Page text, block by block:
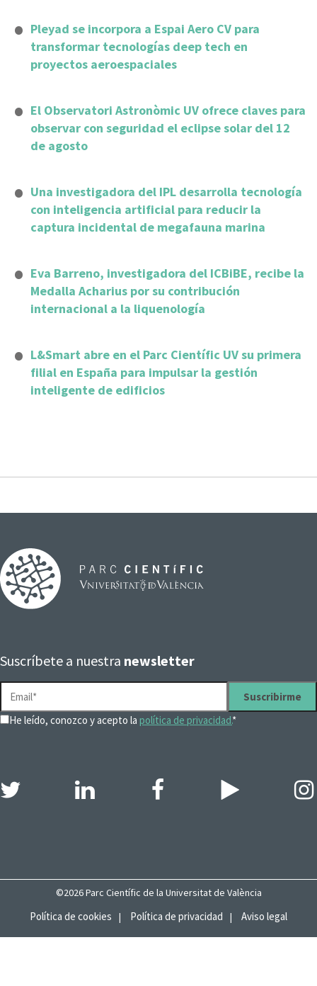
Pleyad se incorpora a Espai Aero CV para
transformar tecnologías deep tech en
proyectos aeroespaciales
El Observatori Astronòmic UV ofrece claves para
observar con seguridad el eclipse solar del 12
de agosto
Una investigadora del IPL desarrolla tecnología
con inteligencia artificial para reducir la
captura incidental de megafauna marina
Eva Barreno, investigadora del ICBiBE, recibe la
Medalla Acharius por su contribución
internacional a la liquenología
L&Smart abre en el Parc Científic UV su primera
filial en España para impulsar la gestión
inteligente de edificios
Suscríbete a nuestra newsletter
He leído, conozco y acepto la política de privacidad.*
©2026 Parc Científic de la Universitat de València
Política de cookies Política de privacidad Aviso legal